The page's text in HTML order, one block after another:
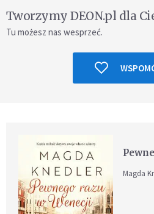
Tworzymy DEON.pl dla
Tu możesz nas wesprzeć.
Magda